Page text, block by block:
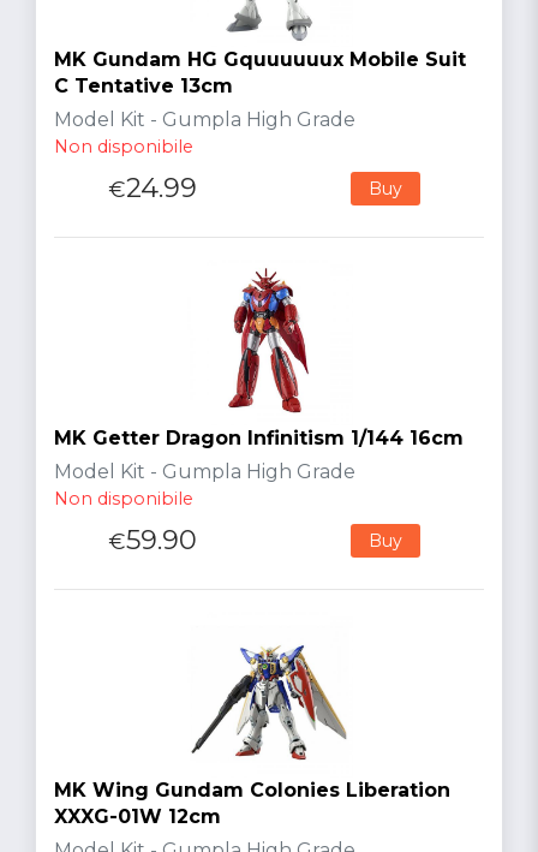
MK Gundam HG Gquuuuuux Mobile Suit
C Tentative 13cm
Model Kit - Gumpla High Grade
Non disponibile
€24.99 Buy
MK Getter Dragon Infinitism 1/144 16cm
Model Kit - Gumpla High Grade
Non disponibile
€59.90 Buy
MK Wing Gundam Colonies Liberation
XXXG-01W 12cm